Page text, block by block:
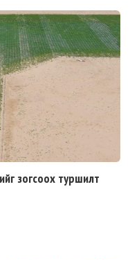
зогсоох туршилт